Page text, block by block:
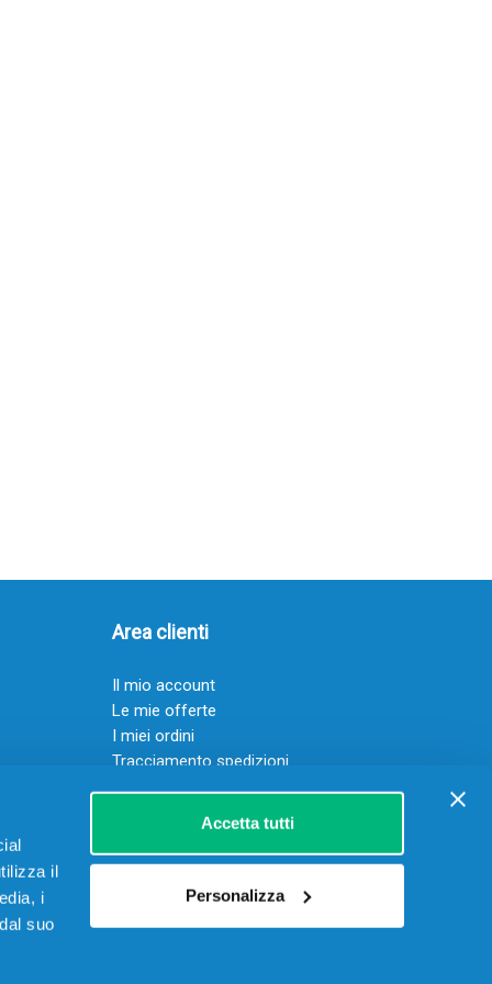
il
i
suo
Accetta tutti
Personalizza
Area clienti
Il mio account
Le mie offerte
I miei ordini
Tracciamento spedizioni
Resi
Servizio clienti